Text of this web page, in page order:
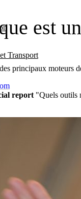
Transport
est
principaux moteurs
report "Quels outils